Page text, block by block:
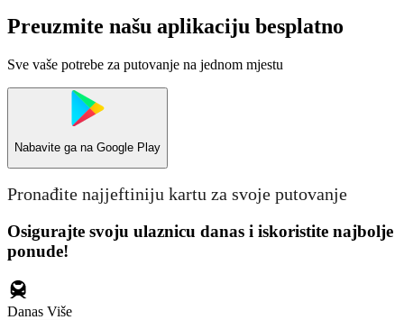
Preuzmite našu aplikaciju besplatno
Sve vaše potrebe za putovanje na jednom mjestu
Nabavite ga na Google Play
Pronađite najjeftiniju kartu za svoje putovanje
Osigurajte svoju ulaznicu danas i iskoristite najbolje
ponude!
Danas Više